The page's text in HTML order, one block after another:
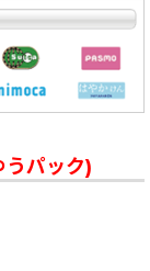
パック)